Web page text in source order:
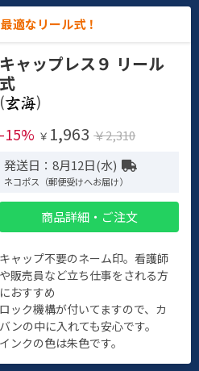
適なリール式！
キャップレス９ リール
式
(
)
-15% ￥ 1,963 ￥2,310
発送日：8月12日(水)
ネコポス（郵便受けへお届け）
商品詳細・ご注文
キャップ不要のネーム印。看護師
や販売員など立ち仕事をされる方
におすすめ
ロック機構が付いてますので、カ
バンの中に入れても安心です。
インクの色は朱色です。